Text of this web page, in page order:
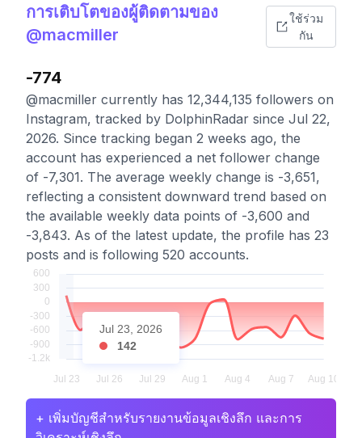
การเติบโตของผู้ติดตามของ
@macmiller
ใช้ร่วม
กัน
-774
@macmiller currently has 12,344,135 followers on
Instagram, tracked by DolphinRadar since Jul 22,
2026. Since tracking began 2 weeks ago, the
account has experienced a net follower change
of -7,301. The average weekly change is -3,651,
reflecting a consistent downward trend based on
the available weekly data points of -3,600 and
-3,843. As of the latest update, the profile has 23
posts and is following 520 accounts.
Jul 23, 2026
142
+ เพิ่มบัญชีสำหรับรายงานข้อมูลเชิงลึก และการ